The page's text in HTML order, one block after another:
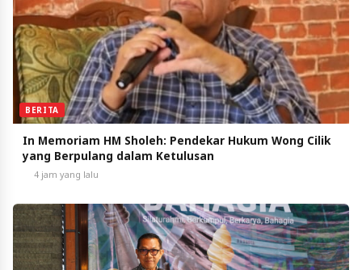
BERITA
In Memoriam HM Sholeh: Pendekar Hukum Wong Cilik
yang Berpulang dalam Ketulusan
4 jam yang lalu